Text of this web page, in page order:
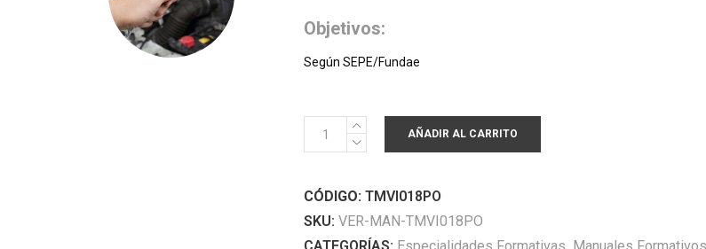
Objetivos:
Según SEPE/Fundae
PREVENCIÓN
DE
EN
LA
CONDUCCIÓN
AÑADIR AL CARRITO
CÓDIGO: TMVI018PO
SKU: VER-MAN-TMVI018PO